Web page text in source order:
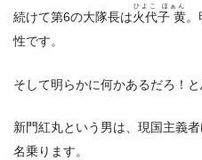
続けて第6の大隊長は火代子 黄
ひよこ ほぁん
性です。
そして明らかに何かあるだろ！
新門紅丸という男は、現国主義
名乗ります。